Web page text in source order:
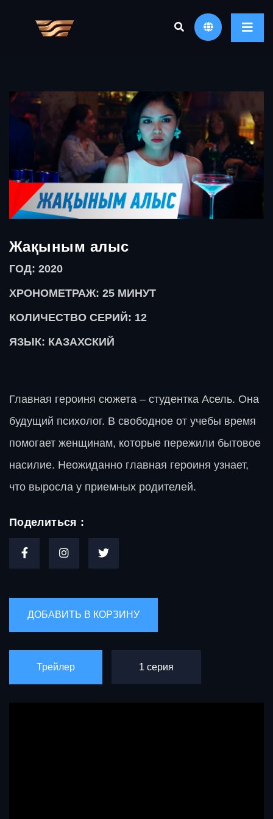
Жақыным алыс
ГОД: 2020
ХРОНОМЕТРАЖ: 25 МИНУТ
КОЛИЧЕСТВО СЕРИЙ: 12
ЯЗЫК: КАЗАХСКИЙ
Главная героиня сюжета – студентка Асель. Она
будущий психолог. В свободное от учебы время
помогает женщинам, которые пережили бытовое
насилие. Неожиданно главная героиня узнает,
что выросла у приемных родителей.
Поделиться :
Трейлер 1 серия